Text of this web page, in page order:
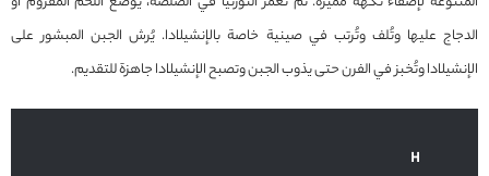
الدجاج عليها وتُلف وتُرتب في صينية خاصة بالإنشيلادا. يُرش الجبن المبشور على
الإنشيلادا وتُخبز في الفرن حتى يذوب الجبن وتصبح الإنشيلادا جاهزة للتقديم.